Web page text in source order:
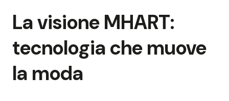
La visione MHART:
tecnologia che muove
la moda